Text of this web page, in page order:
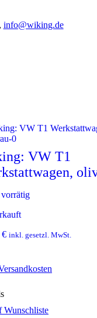
info@wiking.de
VW T1
€ inkl. gesetzl. MwSt.
Wunschliste